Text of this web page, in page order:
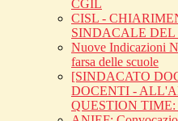
CGIL
CISL -
SINDACALE DEL
Nuove Indicazioni
farsa delle scuole
[SINDACATO
DOCENTI -
QUESTION